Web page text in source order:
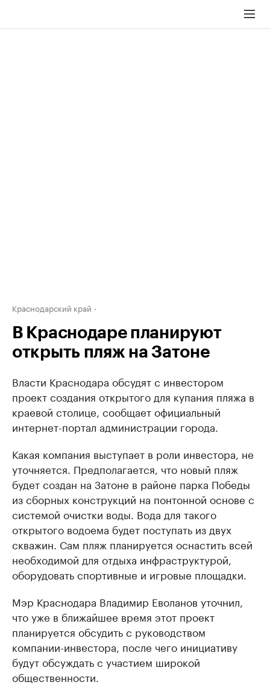
Краснодарский край
В Краснодаре планируют
открыть пляж на Затоне
Власти Краснодара обсудят с инвестором
проект создания открытого для купания пляжа в
краевой столице, сообщает официальный
интернет-портал администрации города.
Какая компания выступает в роли инвестора, не
уточняется. Предполагается, что новый пляж
будет создан на Затоне в районе парка Победы
из сборных конструкций на понтонной основе с
системой очистки воды. Вода для такого
открытого водоема будет поступать из двух
скважин. Сам пляж планируется оснастить всей
необходимой для отдыха инфраструктурой,
оборудовать спортивные и игровые площадки.
Мэр Краснодара Владимир Еволанов уточнил,
что уже в ближайшее время этот проект
планируется обсудить с руководством
компании-инвестора, после чего инициативу
будут обсуждать с участием широкой
общественности.